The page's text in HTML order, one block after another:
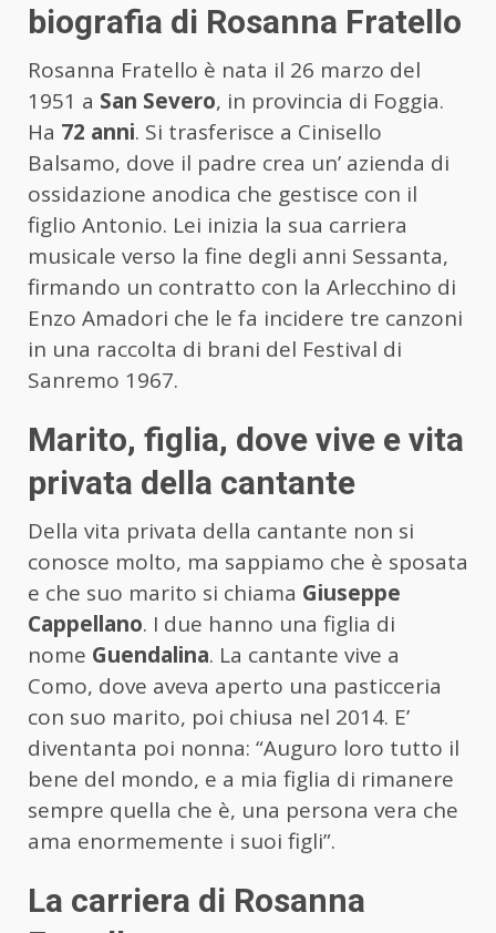
biografia di Rosanna Fratello
Rosanna Fratello è nata il 26 marzo del
1951 a San Severo, in provincia di Foggia.
Ha 72 anni. Si trasferisce a Cinisello
Balsamo, dove il padre crea un’ azienda di
ossidazione anodica che gestisce con il
figlio Antonio. Lei inizia la sua carriera
musicale verso la fine degli anni Sessanta,
firmando un contratto con la Arlecchino di
Enzo Amadori che le fa incidere tre canzoni
in una raccolta di brani del Festival di
Sanremo 1967.
Marito, figlia, dove vive e vita
privata della cantante
Della vita privata della cantante non si
conosce molto, ma sappiamo che è sposata
e che suo marito si chiama Giuseppe
Cappellano. I due hanno una figlia di
nome Guendalina. La cantante vive a
Como, dove aveva aperto una pasticceria
con suo marito, poi chiusa nel 2014. E’
diventanta poi nonna: “Auguro loro tutto il
bene del mondo, e a mia figlia di rimanere
sempre quella che è, una persona vera che
ama enormemente i suoi figli”.
La carriera di Rosanna